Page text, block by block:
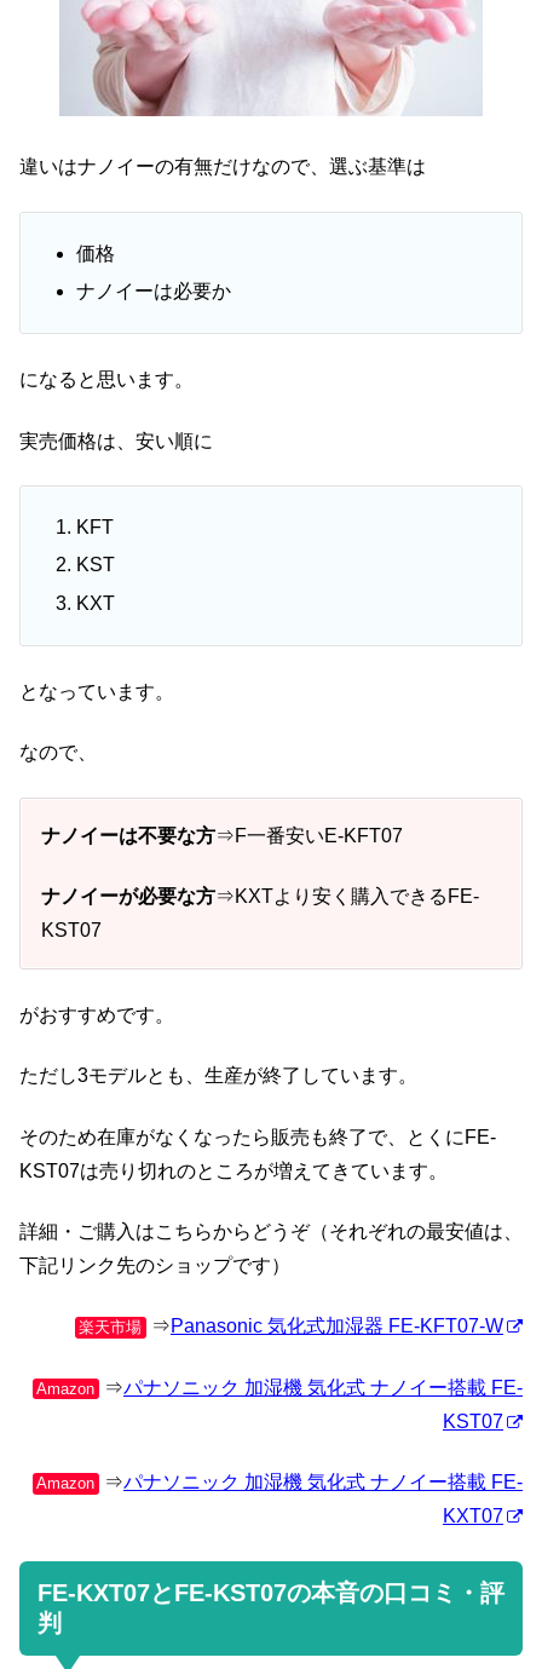
違いはナノイーの有無だけなので、選ぶ基準は
価格
ナノイーは必要か
になると思います。
実売価格は、安い順に
KFT
KST
KXT
となっています。
なので、
ナノイーは不要な方⇒F一番安いE-KFT07
ナノイーが必要な方⇒KXTより安く購入できるFE-
KST07
がおすすめです。
ただし3モデルとも、生産が終了しています。
そのため在庫がなくなったら販売も終了で、とくにFE-
KST07は売り切れのところが増えてきています。
詳細・ご購入はこちらからどうぞ（それぞれの最安値は、
下記リンク先のショップです）
楽天市場 ⇒Panasonic 気化式加湿器 FE-KFT07-W
Amazon ⇒パナソニック 加湿機 気化式 ナノイー搭載 FE-
KST07
Amazon ⇒パナソニック 加湿機 気化式 ナノイー搭載 FE-
KXT07
FE-KXT07とFE-KST07の本音の口コミ・評
判